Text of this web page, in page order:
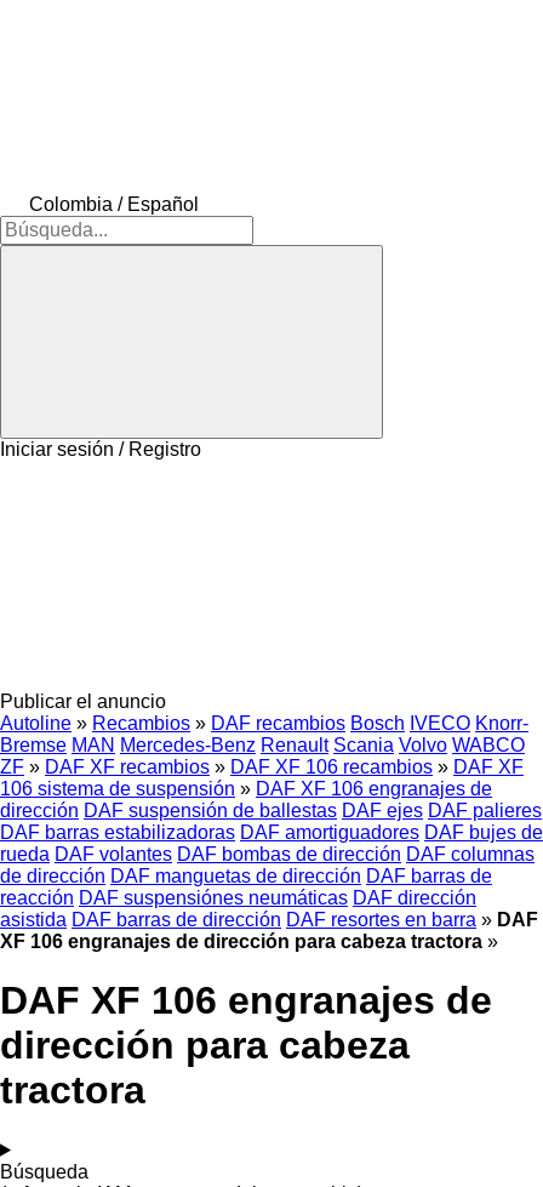
Colombia / Español
Iniciar sesión / Registro
Publicar el anuncio
Autoline » Recambios » DAF recambios Bosch IVECO Knorr-
Bremse MAN Mercedes-Benz Renault Scania Volvo WABCO
ZF » DAF XF recambios » DAF XF 106 recambios » DAF XF
106 sistema de suspensión » DAF XF 106 engranajes de
dirección DAF suspensión de ballestas DAF ejes DAF palieres
DAF barras estabilizadoras DAF amortiguadores DAF bujes de
rueda DAF volantes DAF bombas de dirección DAF columnas
de dirección DAF manguetas de dirección DAF barras de
reacción DAF suspensiónes neumáticas DAF dirección
asistida DAF barras de dirección DAF resortes en barra » DAF
XF 106 engranajes de dirección para cabeza tractora »
DAF XF 106 engranajes de
dirección para cabeza
tractora
Búsqueda